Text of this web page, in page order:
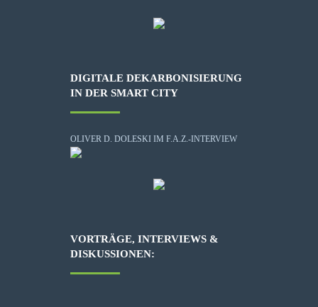
DIGITALE DEKARBONISIERUNG
IN DER SMART CITY
OLIVER D. DOLESKI IM F.A.Z.-INTERVIEW
VORTRÄGE, INTERVIEWS &
DISKUSSIONEN: